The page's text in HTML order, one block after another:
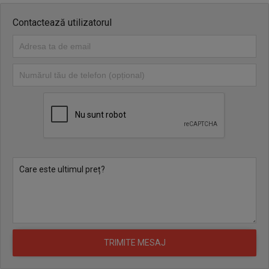
de lichidatorul judiciar RomInsolv SPRL la sediul acestuia din
pornire al licitației este de 2,840 Euro + TVA (echivalentul în lei la
cursul BNR din data adjudecării bunului). Licitațiile vor avea loc la
30.07.2026. În cazul în care bunul va fi adjudecat în cadrul uneia
dintre licitații, nu se vor organiza celelalte runde.
În conformitate cu dispozițiile Legii nr. 85/2014, bunul este
Contactează utilizatorul